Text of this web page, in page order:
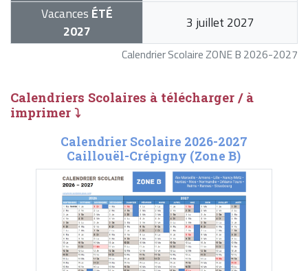
Calendrier Scolaire ZONE B 2026-2027
Vacances ÉTÉ
2027
3 juillet 2027
Calendriers Scolaires à télécharger / à
imprimer ⤵
Calendrier Scolaire 2026-2027
Caillouël-Crépigny (Zone B)